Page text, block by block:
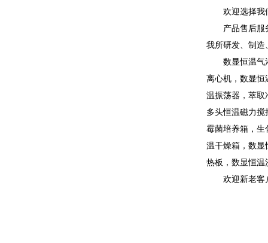
欢迎选择我
产品售后服
我所研发、制造
数显恒温气
离心机，数显恒
温振荡器，萃取
多头恒温磁力
霉菌培养箱，生
温干燥箱，数显
热板，数显恒温
欢迎新老客